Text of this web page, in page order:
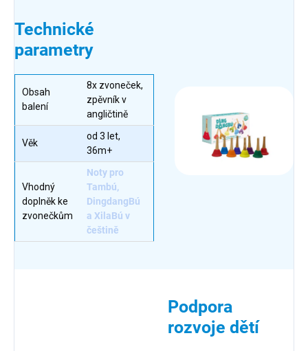
Technické
parametry
Obsah
balení
8x zvoneček,
zpěvník v
angličtině
Věk
od 3 let,
36m+
Vhodný
doplněk ke
zvonečkům
Noty pro
Tambú,
DingdangBú
a XilaBú v
češtině
Podpora
rozvoje dětí